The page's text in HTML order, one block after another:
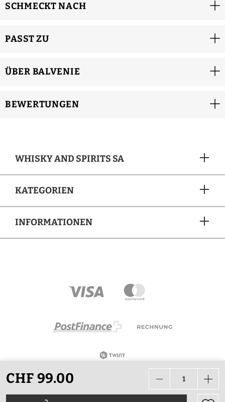
CHF 99.00
SCHMECKT NACH
PASST ZU
ÜBER BALVENIE
BEWERTUNGEN
WHISKY AND SPIRITS SA
KATEGORIEN
INFORMATIONEN
Alle Preise in CHF inkl. Mehrwertsteuer zzgl.